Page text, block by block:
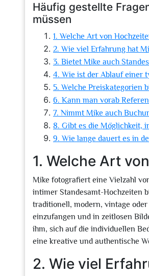
Häufig gestellte
müssen
1. Welche Art von
2. Wie viel Erfahrung hat
3. Bietet Mike auch
4. Wie ist der Ablauf einer
5. Welche Preiskategorien
6. Kann man vorab
7. Nimmt Mike auch
8. Gibt es die Möglichkeit,
9. Wie lange dauert es in
1. Welche Art
Mike fotografiert eine Vielzahl
intimer Standesamt-Hochzeiten
traditionell, modern, vintage
einzufangen und in zeitlosen
ihm, sich auf die individuellen
eine kreative und authentische
2. Wie viel